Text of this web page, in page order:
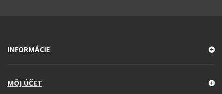
INFORMÁCIE
MÔJ ÚČET